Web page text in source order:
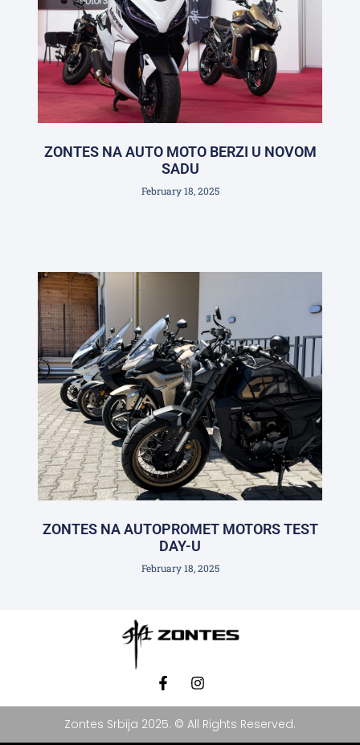
ZONTES NA AUTO MOTO BERZI U NOVOM
SADU
February 18, 2025
ZONTES NA AUTOPROMET MOTORS TEST
DAY-U
February 18, 2025
Zontes Srbija 2025. © All Rights Reserved.